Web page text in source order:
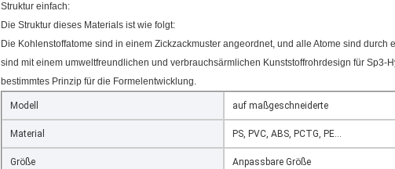
Struktur einfach:
Die Struktur dieses Materials ist wie folgt:
Die Kohlenstoffatome sind in einem Zickzackmuster angeordnet, und alle Atome sind
sind mit einem umweltfreundlichen und verbrauchsärmlichen Kunststoffrohrdesign für Sp3-
bestimmtes Prinzip für die Formelentwicklung.
Modell auf maßgeschneiderte
Material PS, PVC, ABS, PCTG, PE...
Größe Anpassbare Größe